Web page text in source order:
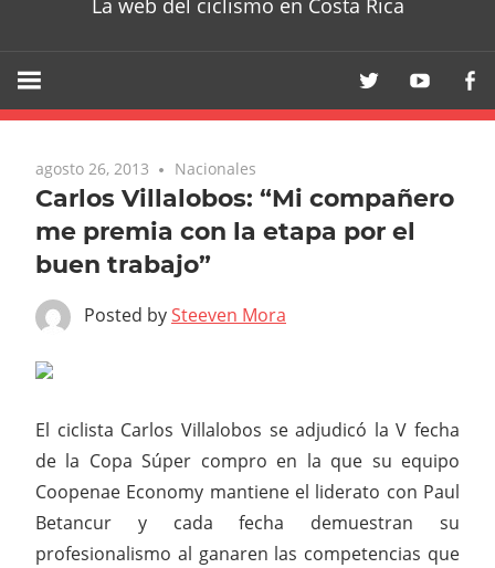
La web del ciclismo en Costa Rica
agosto 26, 2013 Nacionales
Carlos Villalobos: “Mi compañero
me premia con la etapa por el
buen trabajo”
Posted bySteeven Mora
El ciclista Carlos Villalobos se adjudicó la V fecha
de la Copa Súper compro en la que su equipo
Coopenae Economy mantiene el liderato con Paul
Betancur y cada fecha demuestran su
profesionalismo al ganaren las competencias que